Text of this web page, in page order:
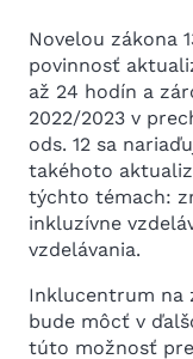
Novelou zákona
povinnosť
až 24 hodín a
2022/2023 v
ods. 12 sa
takéhoto
týchto témach:
inkluzívne
vzdelávania.
Inklucentrum na
bude môcť v
túto možnosť